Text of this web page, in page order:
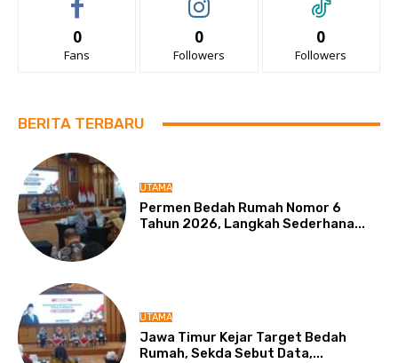
0
Fans
0
Followers
0
Followers
BERITA TERBARU
UTAMA
Permen Bedah Rumah Nomor 6
Tahun 2026, Langkah Sederhana...
UTAMA
Jawa Timur Kejar Target Bedah
Rumah, Sekda Sebut Data,...